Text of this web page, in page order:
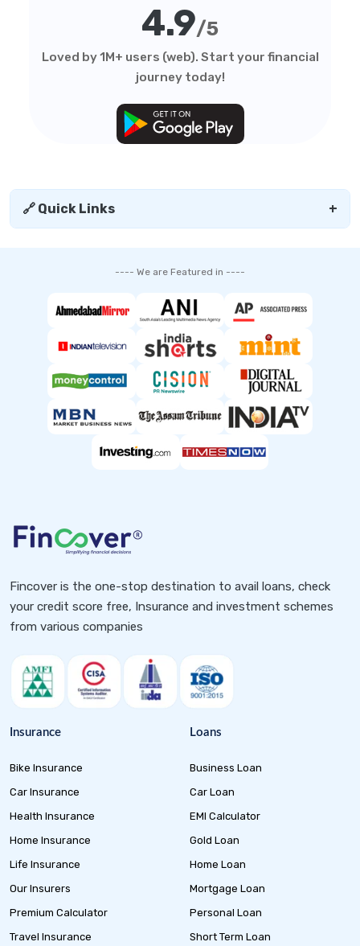
4.9/5
Loved by 1M+ users (web). Start your financial
journey today!
🔗 Quick Links +
---- We are Featured in ----
Fincover is the one-stop destination to avail loans, check
your credit score free, Insurance and investment schemes
from various companies
Insurance
Bike Insurance
Car Insurance
Health Insurance
Home Insurance
Life Insurance
Our Insurers
Premium Calculator
Travel Insurance
Loans
Business Loan
Car Loan
EMI Calculator
Gold Loan
Home Loan
Mortgage Loan
Personal Loan
Short Term Loan